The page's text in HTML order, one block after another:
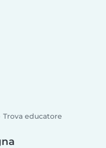
Trova educatore